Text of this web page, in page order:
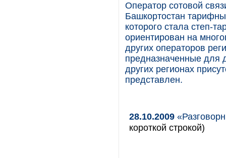
Оператор сотовой
Башкортостан
которого стала степ-
ориентирован на
других операторов
предназначенные для
других регионах
представлен.
28.10.2009
короткой строкой)